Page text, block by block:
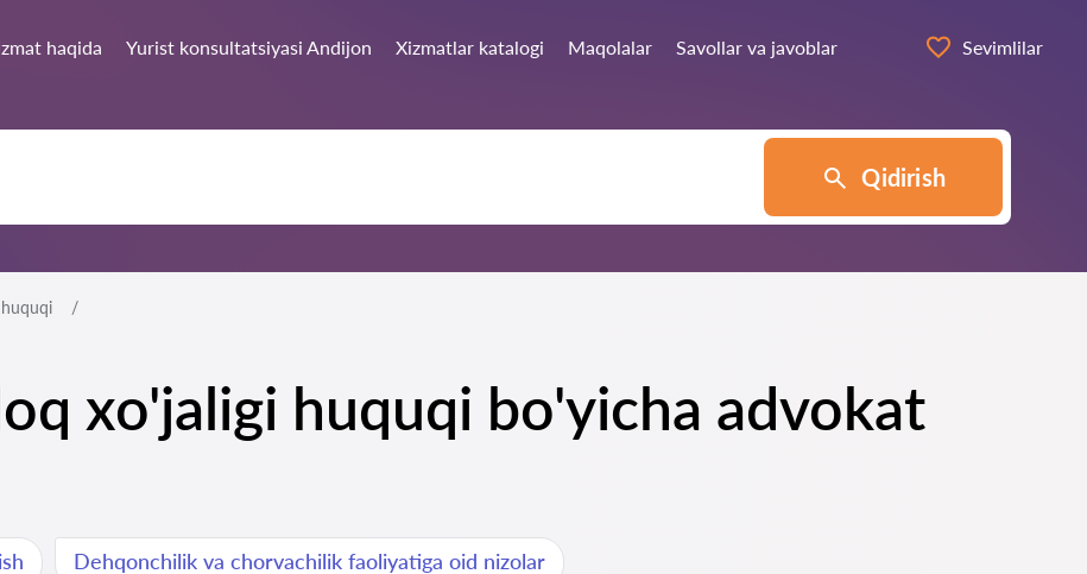
haqida Yurist konsultatsiyasi Andijon Xizmatlar katalogi Maqolalar Savollar va javoblar Sevimlilar
Qidirish
xo'jaligi huquqi bo'yicha advokat
Dehqonchilik va chorvachilik faoliyatiga oid nizolar